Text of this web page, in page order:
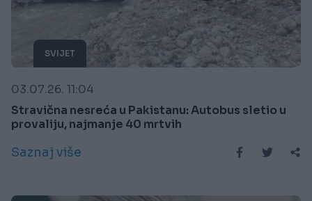
SVIJET
03.07.26. 11:04
Stravična nesreća u Pakistanu: Autobus sletio u
provaliju, najmanje 40 mrtvih
Saznaj više